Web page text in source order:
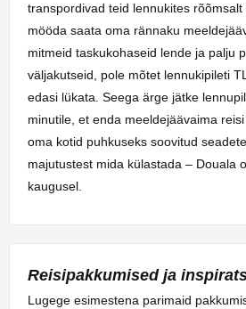
transpordivad teid lennukites
mööda saata oma rännaku
mitmeid taskukohaseid lende ja palju
väljakutseid, pole mõtet lennukipileti
edasi lükata. Seega ärge jätke
minutile, et enda meeldejäävaima
oma kotid puhkuseks soovitud
majutustest mida külastada – Douala
kaugusel.
Reisipakkumised ja
Lugege esimestena parimaid